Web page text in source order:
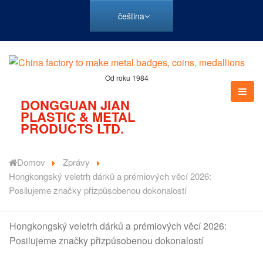
čeština
Od roku 1984
DONGGUAN JIAN
PLASTIC & METAL
PRODUCTS LTD.
Domov
Zprávy
Hongkongský veletrh dárků a prémiových věcí 2026:
Posilujeme značky přizpůsobenou dokonalostí
Hongkongský veletrh dárků a prémiových věcí 2026:
Posilujeme značky přizpůsobenou dokonalostí